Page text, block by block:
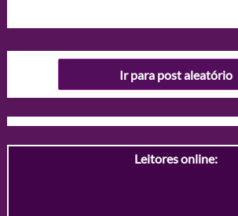
Ir para post aleatório
Leitores online: